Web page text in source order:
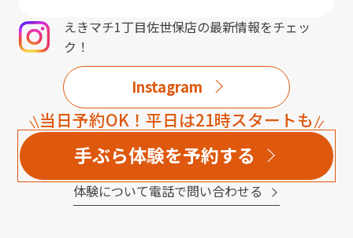
えきマチ1丁目佐世保店の最新情報をチェッ
ク！
Instagram
当日予約OK！平日は21時スタートも
手ぶら体験を予約する
体験について電話で問い合わせる